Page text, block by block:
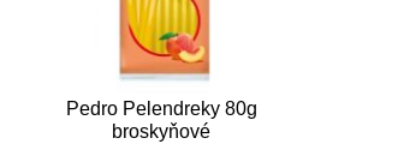
Pedro Pelendreky 80g
broskyňové